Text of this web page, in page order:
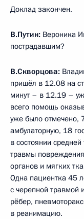
Доклад закончен.
В.Путин: Вероника
пострадавшим?
В.Скворцова:
пришёл в 12.08 на
минут – в 12.19 –
всего помощь
уже было отмечено,
амбулаторную, 18
в состоянии
травмы
органов и мягких
Одна пациентка 45
с черепной травмой
рёбер,
в реанимацию.